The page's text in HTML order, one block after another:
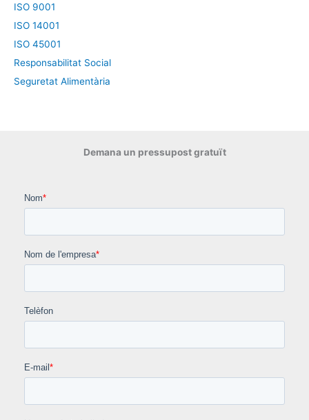
ISO 9001
ISO 14001
ISO 45001
Responsabilitat Social
Seguretat Alimentària
Demana un pressupost gratuït